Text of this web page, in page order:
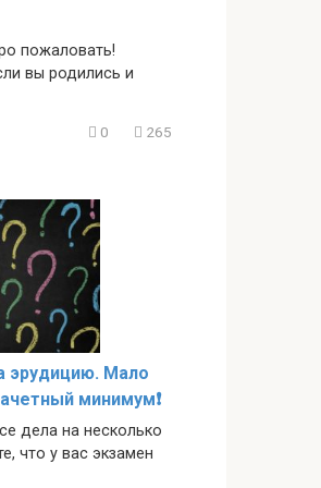
пожаловать!
вы родились и
0 265
эрудицию. Мало
минимум❗️
дела на несколько
что у вас экзамен